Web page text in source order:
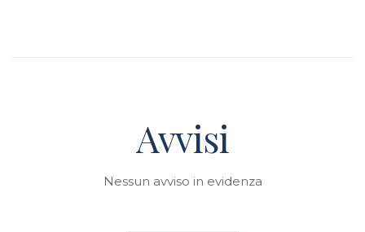
Avvisi
Nessun avviso in evidenza